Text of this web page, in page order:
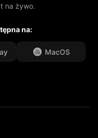
na żywo.
na:
MacOS